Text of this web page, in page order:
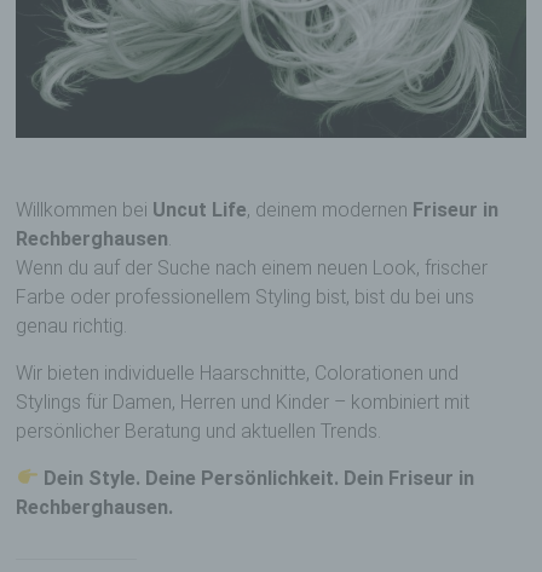
Willkommen bei Uncut Life, deinem modernen Friseur in
Rechberghausen
Wenn du auf der Suche nach einem neuen Look, frischer
Farbe oder professionellem Styling bist, bist du bei uns
genau richtig.
Wir bieten individuelle Haarschnitte, Colorationen und
Stylings für Damen, Herren und Kinder – kombiniert mit
persönlicher Beratung und aktuellen Trends.
Dein Style. Deine Persönlichkeit. Dein Friseur in
Rechberghausen.